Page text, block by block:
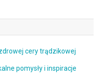
cery trądzikowej
pomysły i inspiracje